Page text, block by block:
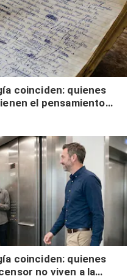
coinciden: quienes
el pensamiento
desinterés
coinciden: quienes
no viven a la